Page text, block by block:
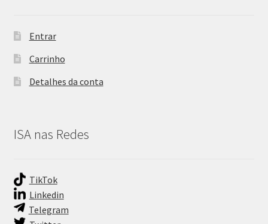
Entrar
Carrinho
Detalhes da conta
ISA nas Redes
TikTok
Linkedin
Telegram